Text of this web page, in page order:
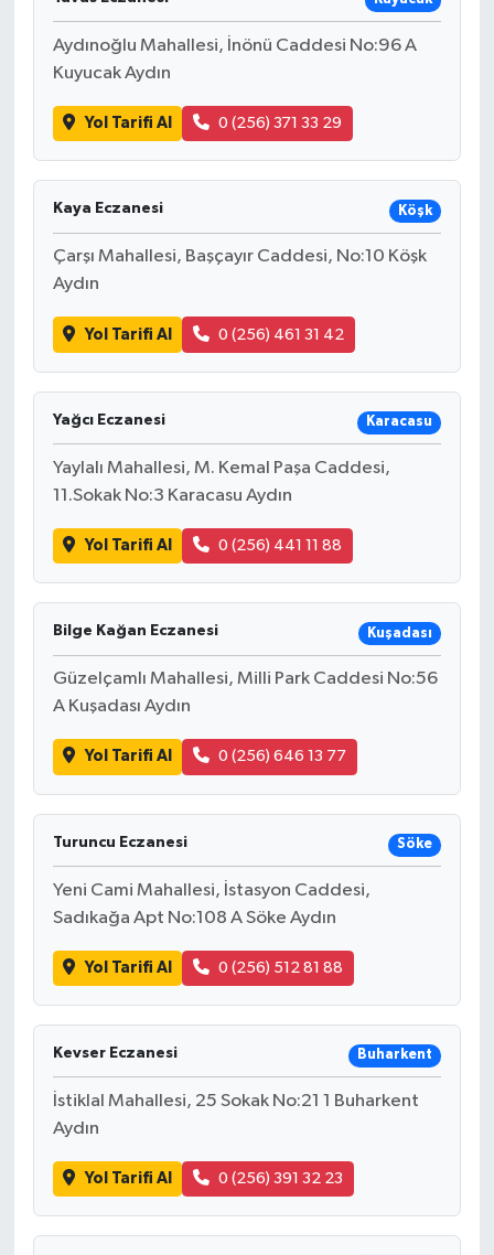
Aydınoğlu Mahallesi, İnönü Caddesi No:96 A
Kuyucak Aydın
Yol Tarifi Al 0 (256) 371 33 29
Kaya Eczanesi Köşk
Çarşı Mahallesi, Başçayır Caddesi, No:10 Köşk
Aydın
Yol Tarifi Al 0 (256) 461 31 42
Yağcı Eczanesi Karacasu
Yaylalı Mahallesi, M. Kemal Paşa Caddesi,
11.Sokak No:3 Karacasu Aydın
Yol Tarifi Al 0 (256) 441 11 88
Bilge Kağan Eczanesi Kuşadası
Güzelçamlı Mahallesi, Milli Park Caddesi No:56
A Kuşadası Aydın
Yol Tarifi Al 0 (256) 646 13 77
Turuncu Eczanesi Söke
Yeni Cami Mahallesi, İstasyon Caddesi,
Sadıkağa Apt No:108 A Söke Aydın
Yol Tarifi Al 0 (256) 512 81 88
Kevser Eczanesi Buharkent
İstiklal Mahallesi, 25 Sokak No:21 1 Buharkent
Aydın
Yol Tarifi Al 0 (256) 391 32 23